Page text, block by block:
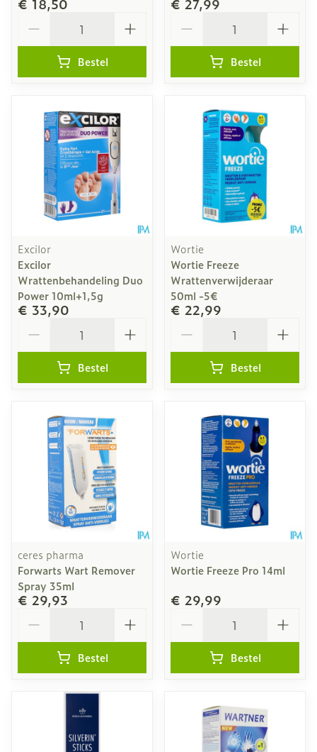
€ 18,50
Bestel
€ 27,99
Bestel
Excilor
Excilor
Wrattenbehandeling Duo
Power 10ml+1,5g
€ 33,90
Bestel
Wortie
Wortie Freeze
Wrattenverwijderaar
50ml -5€
€ 22,99
Bestel
ceres pharma
Forwarts Wart Remover
Spray 35ml
€ 29,93
Bestel
Wortie
Wortie Freeze Pro 14ml
€ 29,99
Bestel